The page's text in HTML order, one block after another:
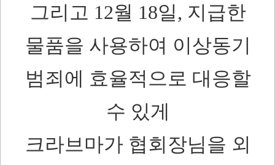
그리고 12월 18일, 지급한
물품을 사용하여 이상동기
범죄에 효율적으로 대응할
수 있게
크라브마가 협회장님을 외